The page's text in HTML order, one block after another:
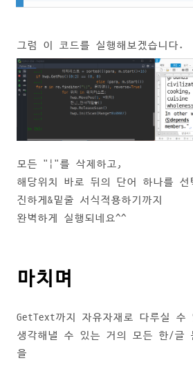
그럼 이 코드를 실행해보겠습니다.
모든 "|"를 삭제하고,
해당위치 바로 뒤의 단어 하나를 선
진하게&밑줄 서식적용하기까지
완벽하게 실행되네요^^
마치며
GetText까지 자유자재로 다루실 수
생각해낼 수 있는 거의 모든 한/글
을